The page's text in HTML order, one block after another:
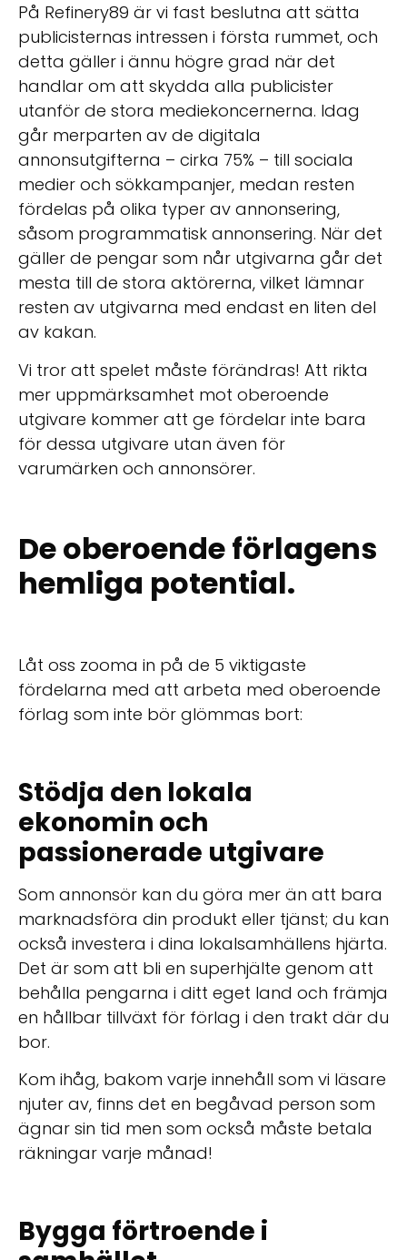
På Refinery89 är vi fast beslutna att sätta
publicisternas intressen i första rummet, och
detta gäller i ännu högre grad när det
handlar om att skydda alla publicister
utanför de stora mediekoncernerna. Idag
går merparten av de digitala
annonsutgifterna – cirka 75% – till sociala
medier och sökkampanjer, medan resten
fördelas på olika typer av annonsering,
såsom programmatisk annonsering. När det
gäller de pengar som når utgivarna går det
mesta till de stora aktörerna, vilket lämnar
resten av utgivarna med endast en liten del
av kakan.
Vi tror att spelet måste förändras! Att rikta
mer uppmärksamhet mot oberoende
utgivare kommer att ge fördelar inte bara
för dessa utgivare utan även för
varumärken och annonsörer.
De oberoende förlagens
hemliga potential.
Låt oss zooma in på de 5 viktigaste
fördelarna med att arbeta med oberoende
förlag som inte bör glömmas bort:
Stödja den lokala
ekonomin och
passionerade utgivare
Som annonsör kan du göra mer än att bara
marknadsföra din produkt eller tjänst; du kan
också investera i dina lokalsamhällens hjärta.
Det är som att bli en superhjälte genom att
behålla pengarna i ditt eget land och främja
en hållbar tillväxt för förlag i den trakt där du
bor.
Kom ihåg, bakom varje innehåll som vi läsare
njuter av, finns det en begåvad person som
ägnar sin tid men som också måste betala
räkningar varje månad!
Bygga förtroende i